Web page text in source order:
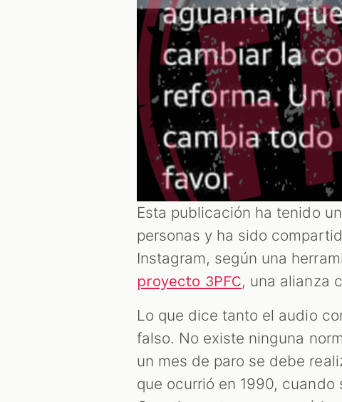
Esta publicación ha tenido
personas y ha sido
Instagram, según una
proyecto 3PFC, una alianza
Lo que dice tanto el audio
falso. No existe ninguna
un mes de paro se debe
que ocurrió en 1990,